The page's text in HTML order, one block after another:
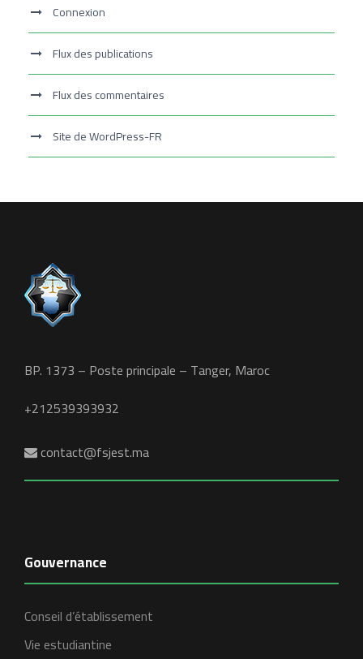
Connexion
Flux des publications
Flux des commentaires
Site de WordPress-FR
BP. 1373 – Poste principale – Tanger, Maroc
+212539393932
contact@fsjest.ma
Gouvernance
Conseil d’établissement
Vie estudiantine